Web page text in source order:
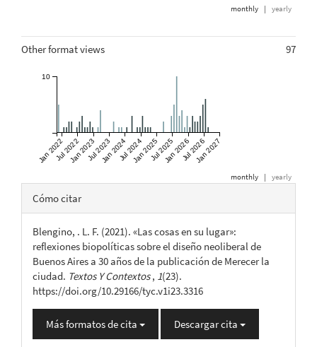
monthly | yearly
Other format views 97
Jan 2022Jul 2022Jan 2023Jul 2023Jan 2024Jul 2024Jan 2025Jul 2025Jan 2026Jul 2026Jan 2027
10
monthly | yearly
Detalles
del
artículo
Cómo citar
Blengino, . L. F. (2021). «Las cosas en su lugar»:
reflexiones biopolíticas sobre el diseño neoliberal de
Buenos Aires a 30 años de la publicación de Merecer la
ciudad. Textos Y Contextos, 1(23).
https://doi.org/10.29166/tyc.v1i23.3316
Más formatos de cita Descargar cita